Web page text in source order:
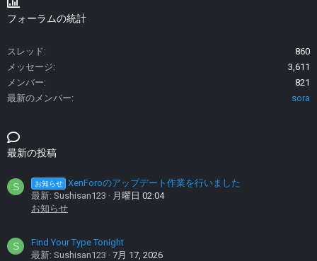
フォーラムの統計
スレッド
860
メッセージ
3,611
メンバー
821
最新のメンバー
sora
最新の投稿
S お知らせ XenForoのアップデート作業を行いました
最新: Sushisan123
月曜日 02:04
お知らせ
S
Find Your Type Tonight
最新: Sushisan123
7月 17, 2026